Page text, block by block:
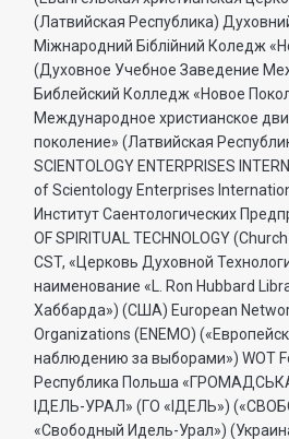
(Латвийская Республика)
Міжнародний Біблійний Коледж
(Духовное Учебное Заведение
Библейский Колледж «Новое
Международное христианское
поколение» (Латвийская
SCIENTOLOGY ENTERPRISES
of Scientology Enterprises
Институт Саентологических
OF SPIRITUAL TECHNOLOGY
CST, «Церковь Духовной
наименование «L. Ron Hubbard
Хаббарда») (США) European
Organizations (ENEMO)
наблюдению за выборами») WOT
Республика Польша
IДЕЛЬ-УРАЛ» (ГО «IДЕЛЬ»)
«Свободный Идель-Урал»)